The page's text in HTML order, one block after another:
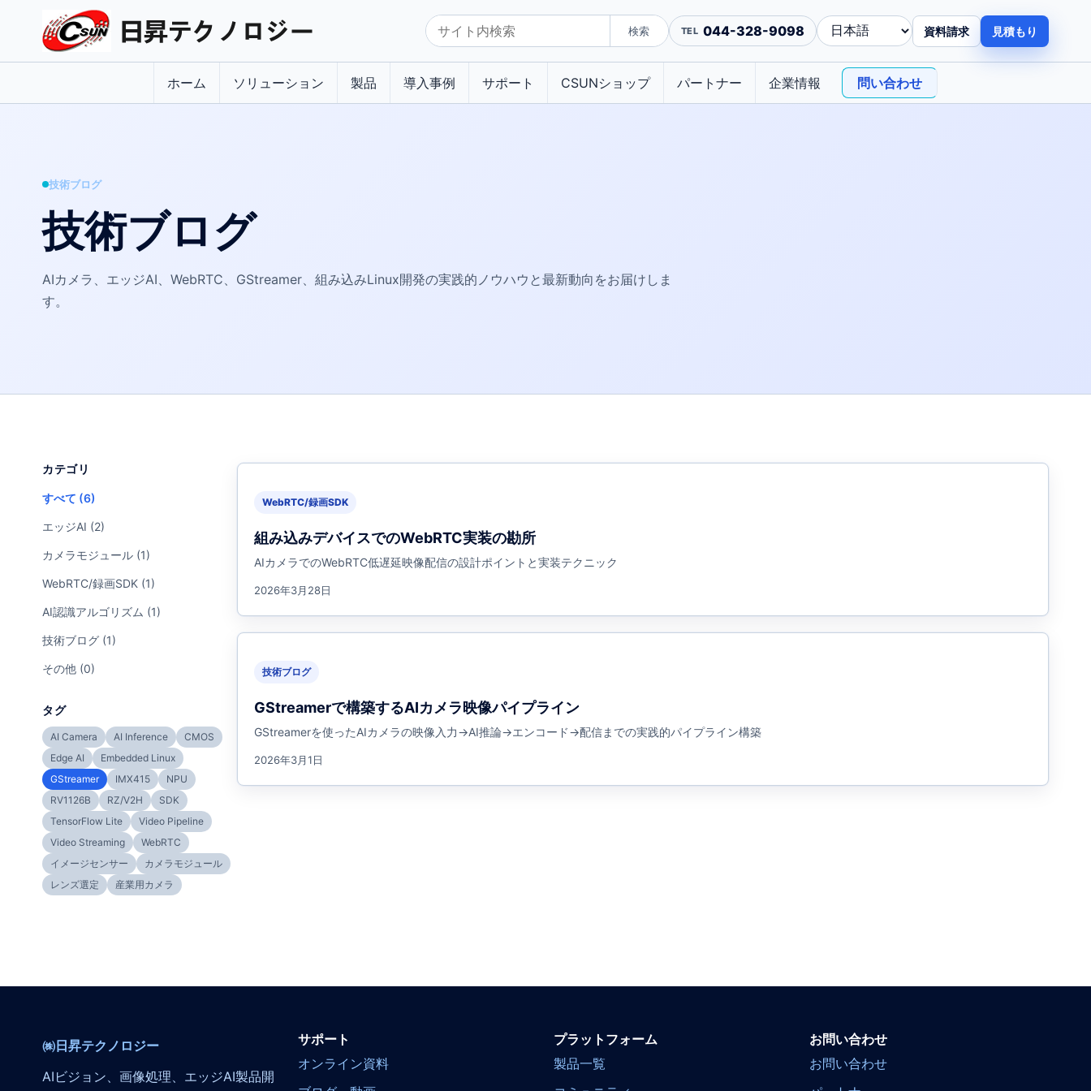
検索 044-328-9098 資料請求 見積もり
ホーム ソリューション 製品 導入事例 サポート CSUNショップ パートナー 企業情報 問い合わせ
技術ブログ
技術ブログ
AIカメラ、エッジAI、WebRTC、GStreamer、組み込みLinux開発の実践的ノウハウと最新動向をお届けしま
す。
カテゴリ
すべて (6)
エッジAI (2)
カメラモジュール (1)
WebRTC/録画SDK (1)
AI認識アルゴリズム (1)
技術ブログ (1)
その他 (0)
タグ
AI Camera AI Inference
CMOS
Edge AI
Embedded Linux
GStreamer
IMX415
NPU
RV1126B
RZ/V2H
SDK
TensorFlow Lite
Video Pipeline
Video Streaming
WebRTC
イメージセンサー
カメラモジュール
レンズ選定
産業用カメラ
WebRTC/録画SDK
組み込みデバイスでのWebRTC実装の勘所
AIカメラでのWebRTC低遅延映像配信の設計ポイントと実装テクニック
2026年3月28日
技術ブログ
GStreamerで構築するAIカメラ映像パイプライン
GStreamerを使ったAIカメラの映像入力→AI推論→エンコード→配信までの実践的パイプライン構築
2026年3月1日
㈱日昇テクノロジー
AIビジョン、画像処理、エッジAI製品開
サポート
オンライン資料
プラットフォーム
製品一覧
お問い合わせ
お問い合わせ